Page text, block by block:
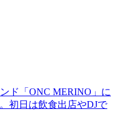
ド「ONC MERINO」に
初日は飲食出店やDJで